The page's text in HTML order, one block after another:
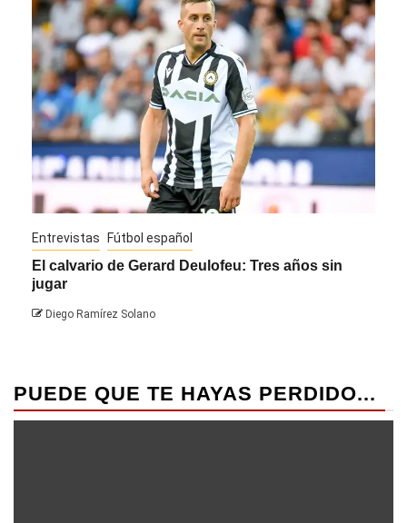
Entrevistas Fútbol español
El calvario de Gerard Deulofeu: Tres años sin
jugar
Diego Ramírez Solano
PUEDE QUE TE HAYAS PERDIDO...